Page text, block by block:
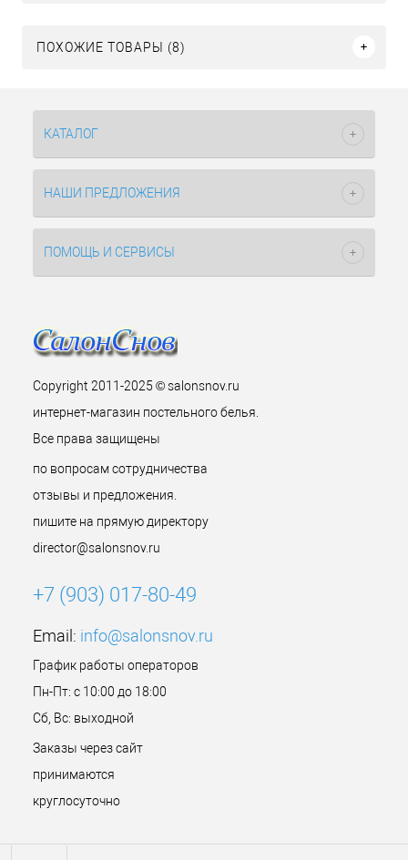
ПОХОЖИЕ ТОВАРЫ (8)
КАТАЛОГ
НАШИ ПРЕДЛОЖЕНИЯ
ПОМОЩЬ И СЕРВИСЫ
Copyright 2011-2025 © salonsnov.ru
интернет-магазин постельного белья.
Все права защищены
по вопросам сотрудничества
отзывы и предложения.
пишите на прямую директору
director@salonsnov.ru
+7 (903) 017-80-49
Email: info@salonsnov.ru
График работы операторов
Пн-Пт: с 10:00 до 18:00
Сб, Вс: выходной
Заказы через сайт
принимаются
круглосуточно